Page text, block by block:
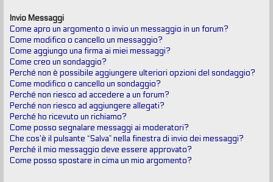
Invio Messaggi
Come apro un argomento o invio un messaggio in un forum?
Come modifico o cancello un messaggio?
Come aggiungo una firma ai miei messaggi?
Come creo un sondaggio?
Perché non è possibile aggiungere ulteriori opzioni del sondaggio?
Come modifico o cancello un sondaggio?
Perché non riesco ad accedere a un forum?
Perché non riesco ad aggiungere allegati?
Perché ho ricevuto un richiamo?
Come posso segnalare messaggi ai moderatori?
Che cos’è il pulsante “Salva” nella finestra di invio dei messaggi?
Perché il mio messaggio deve essere approvato?
Come posso spostare in cima un mio argomento?